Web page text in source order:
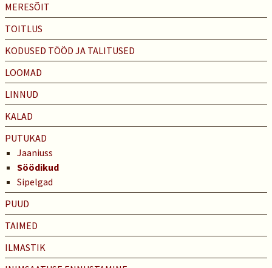
MERESÕIT
TOITLUS
KODUSED TÖÖD JA TALITUSED
LOOMAD
LINNUD
KALAD
PUTUKAD
Jaaniuss
Söödikud
Sipelgad
PUUD
TAIMED
ILMASTIK